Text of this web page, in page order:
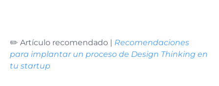
✏️ Artículo recomendado | Recomendaciones
para implantar un proceso de Design Thinking en
tu startup